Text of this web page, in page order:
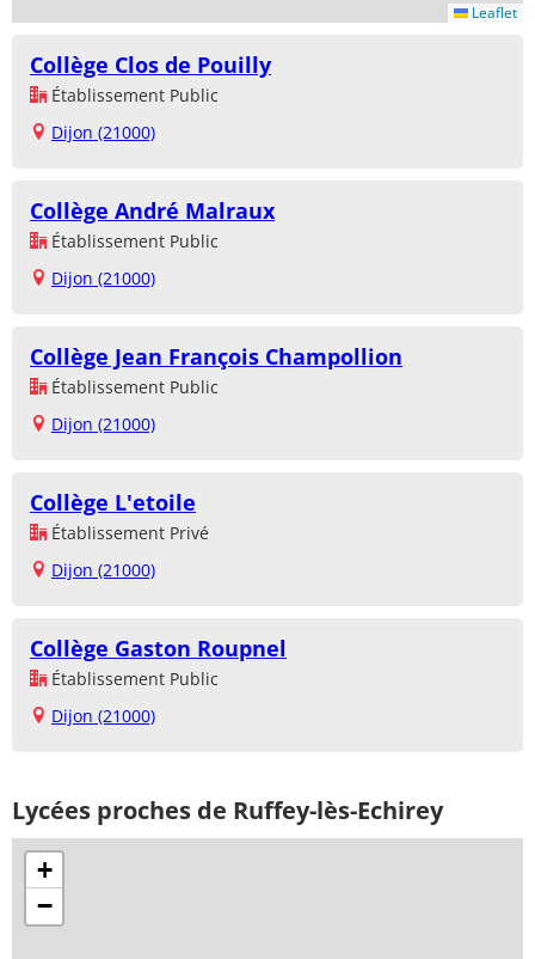
Leaflet
Collège Clos de Pouilly
Établissement Public
Dijon (21000)
Collège André Malraux
Établissement Public
Dijon (21000)
Collège Jean François Champollion
Établissement Public
Dijon (21000)
Collège L'etoile
Établissement Privé
Dijon (21000)
Collège Gaston Roupnel
Établissement Public
Dijon (21000)
Lycées proches de Ruffey-lès-Echirey
+
−